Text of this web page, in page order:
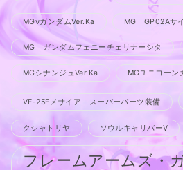
MGνガンダムVer.Ka MG GP02Aサ
MG ガンダムフェニーチェリナーシタ
MGシナンジュVer.Ka MGユニコーン
VF-25Fメサイア スーパーパーツ装備
クシャトリヤ ソウルキャリバーV
フレームアームズ・